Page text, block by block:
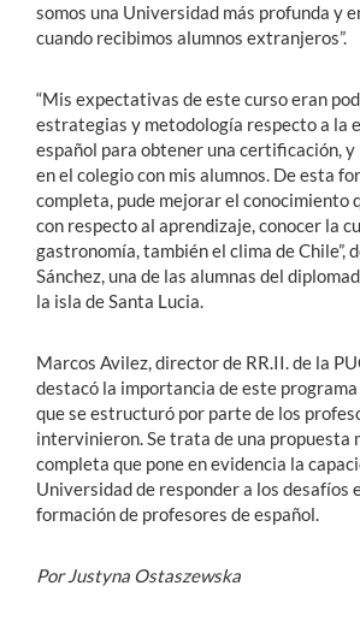
somos una Universidad más profunda y
cuando recibimos alumnos extranjeros”.
“Mis expectativas de este curso eran
estrategias y metodología respecto a la
español para obtener una certificación,
en el colegio con mis alumnos. De esta
completa, pude mejorar el conocimiento
con respecto al aprendizaje, conocer la
gastronomía, también el clima de Chile”,
Sánchez, una de las alumnas del
la isla de Santa Lucia.
Marcos Avilez, director de RR.II. de la
destacó la importancia de este
que se estructuró por parte de los
intervinieron. Se trata de una propuesta
completa que pone en evidencia la
Universidad de responder a los desafíos
formación de profesores de español.
Por Justyna Ostaszewska